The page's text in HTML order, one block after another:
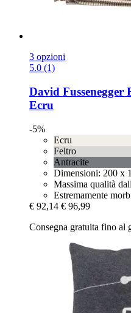
3 opzioni
5.0 (1)
David Fussenegger
Ecru
-5%
Ecru
Feltro
Antracite
Dimensioni: 200 x
Massima qualità
Estremamente
€ 92,14 € 96,99
Consegna gratuita fino al